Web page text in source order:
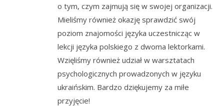
o tym, czym zajmują się w swojej organizacji.
Mieliśmy również okazję sprawdzić swój
poziom znajomości języka uczestnicząc w
lekcji języka polskiego z dwoma lektorkami.
Wzięliśmy również udział w warsztatach
psychologicznych prowadzonych w języku
ukraińskim. Bardzo dziękujemy za miłe
przyjęcie!